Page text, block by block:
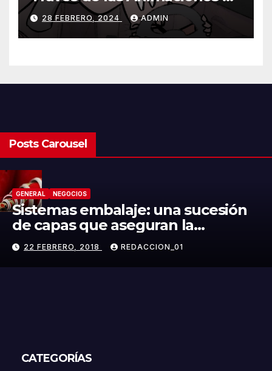
Olmo Cuarón / ¿Qué es el
autismo?
28 FEBRERO, 2024 ADMIN
Posts Carousel
GENERAL NEGOCIOS
Sistemas embalaje: una sucesión
de capas que aseguran la
integridad del producto
22 FEBRERO, 2018 REDACCION_01
CATEGORÍAS